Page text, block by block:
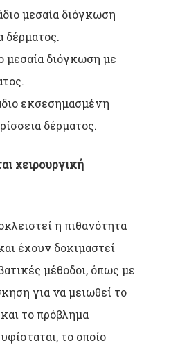
μεσαία διόγκωση
δέρματος.
μεσαία διόγκωση με
εκσεσημασμένη
δέρματος.
χειρουργική
η πιθανότητα
έχουν δοκιμαστεί
μέθοδοι, όπως με
για να μειωθεί το
το πρόβλημα
το οποίο